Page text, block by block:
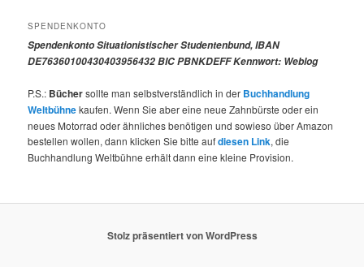
SPENDENKONTO
Spendenkonto Situationistischer Studentenbund, IBAN
DE76360100430403956432 BIC PBNKDEFF Kennwort: Weblog
P.S.: Büchersollte man selbstverständlich in der Buchhandlung
Weltbühnekaufen. Wenn Sie aber eine neue Zahnbürste oder ein
neues Motorrad oder ähnliches benötigen und sowieso über Amazon
bestellen wollen, dann klicken Sie bitte aufdiesen Link, die
Buchhandlung Weltbühne erhält dann eine kleine Provision.
Stolz präsentiert von WordPress